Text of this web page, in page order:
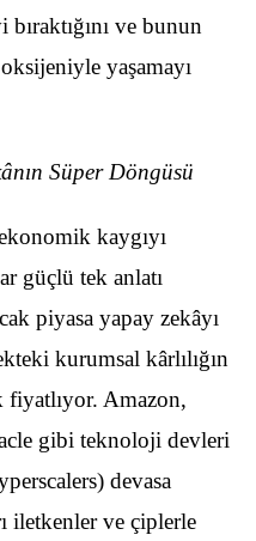
ve bunun
yaşamayı
Süper Döngüsü
kaygıyı
güçlü tek anlatı
piyasa yapay zekâyı
kurumsal kârlılığın
fiyatlıyor. Amazon,
gibi teknoloji devleri
devasa
iletkenler ve çiplerle